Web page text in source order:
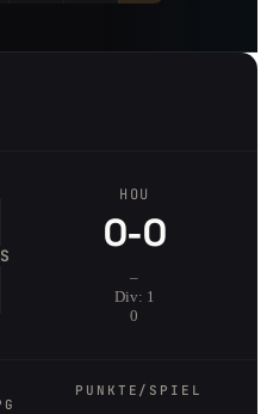
HOU
0-0
–
Div: 1
0
PUNKTE/SPIEL